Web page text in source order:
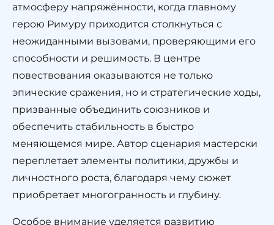
атмосферу напряжённости, когда главному
герою Римуру приходится столкнуться с
неожиданными вызовами, проверяющими его
способности и решимость. В центре
повествования оказываются не только
эпические сражения, но и стратегические ходы,
призванные объединить союзников и
обеспечить стабильность в быстро
меняющемся мире. Автор сценария мастерски
переплетает элементы политики, дружбы и
личностного роста, благодаря чему сюжет
приобретает многогранность и глубину.
Особое внимание уделяется развитию